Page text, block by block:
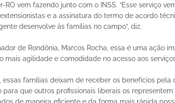
RO vem fazendo junto com o INSS. “Esse serviço
e a assinatura do termo de acordo
desenvolve às famílias no campo”, diz.
de Rondônia, Marcos Rocha, essa é uma ação
mais agilidade e comodidade no acesso aos
essas famílias deixam de receber os benefícios
para que outros profissionais liberais os